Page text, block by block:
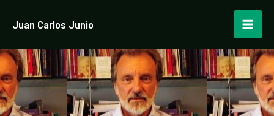
Juan Carlos Junio
de